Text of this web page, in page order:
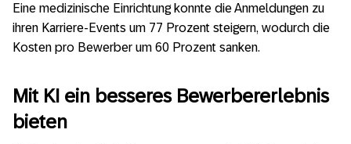
Eine medizinische Einrichtung konnte die Anmeldungen zu
ihren Karriere-Events um 77 Prozent steigern, wodurch die
Kosten pro Bewerber um 60 Prozent sanken.
Mit KI ein besseres Bewerbererlebnis
bieten